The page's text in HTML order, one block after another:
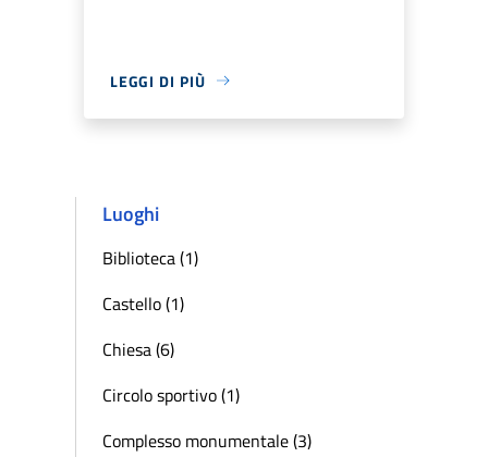
LEGGI DI PIÙ
Luoghi
Biblioteca (1)
Castello (1)
Chiesa (6)
Circolo sportivo (1)
Complesso monumentale (3)